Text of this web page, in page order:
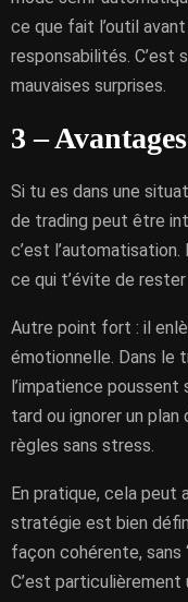
ce que fait l’outil
responsabilités. C’est
mauvaises surprises.
3 –
Si tu es dans une
de trading peut être
c’est
ce qui t’évite de
Autre point fort : il
émotionnelle. Dans le
l’impatience
tard ou ignorer un plan
règles sans stress.
En pratique, cela peut
stratégie est bien
façon cohérente, sans
C’est